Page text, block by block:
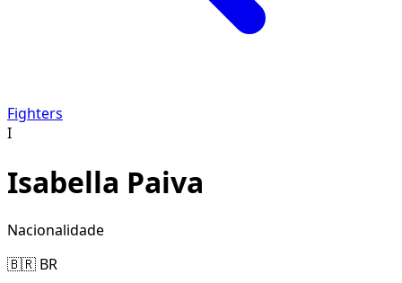
Fighters
I
Isabella Paiva
Nacionalidade
🇧🇷 BR